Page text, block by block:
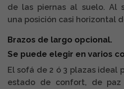
de las piernas al suelo. Al
una posición casi horizontal
Brazos de largo opcional.
Se puede elegir en varios
El sofá de 2 ó 3 plazas ideal
estado de confort, de